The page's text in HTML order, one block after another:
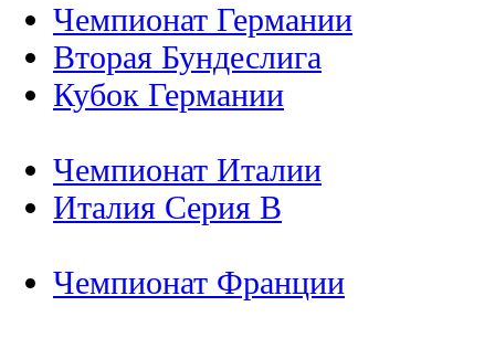
Чемпионат Германии
Вторая Бундеслига
Кубок Германии
Чемпионат Италии
Италия Серия B
Чемпионат Франции